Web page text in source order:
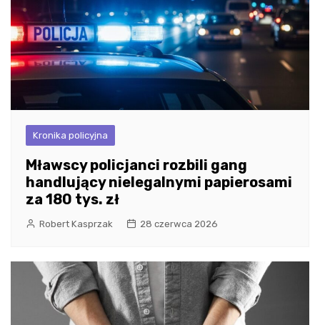
Kronika policyjna
Mławscy policjanci rozbili gang
handlujący nielegalnymi papierosami
za 180 tys. zł
Robert Kasprzak 28 czerwca 2026